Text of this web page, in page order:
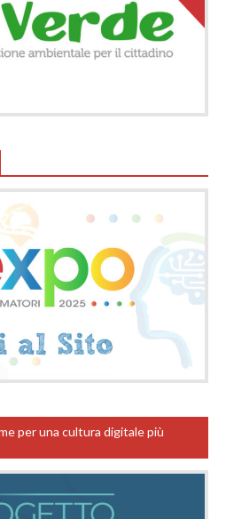
per una cultura digitale più